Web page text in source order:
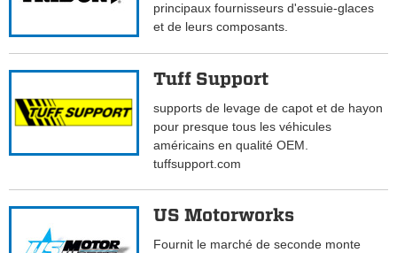
principaux fournisseurs d'essuie-glaces
et de leurs composants.
Tuff Support
supports de levage de capot et de hayon
pour presque tous les véhicules
américains en qualité OEM.
tuffsupport.com
US Motorworks
Fournit le marché de seconde monte